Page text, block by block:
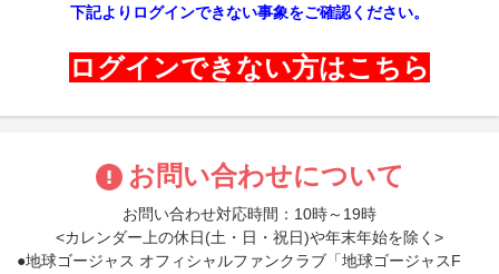
下記よりログインできない事象をご確認ください。
ログインできない方はこちら
お問い合わせについて
お問い合わせ対応時間：10時～19時
<カレンダー上の休日(土・日・祝日)や年末年始を除く>
●地球ゴージャス オフィシャルファンクラブ「地球ゴージャスF